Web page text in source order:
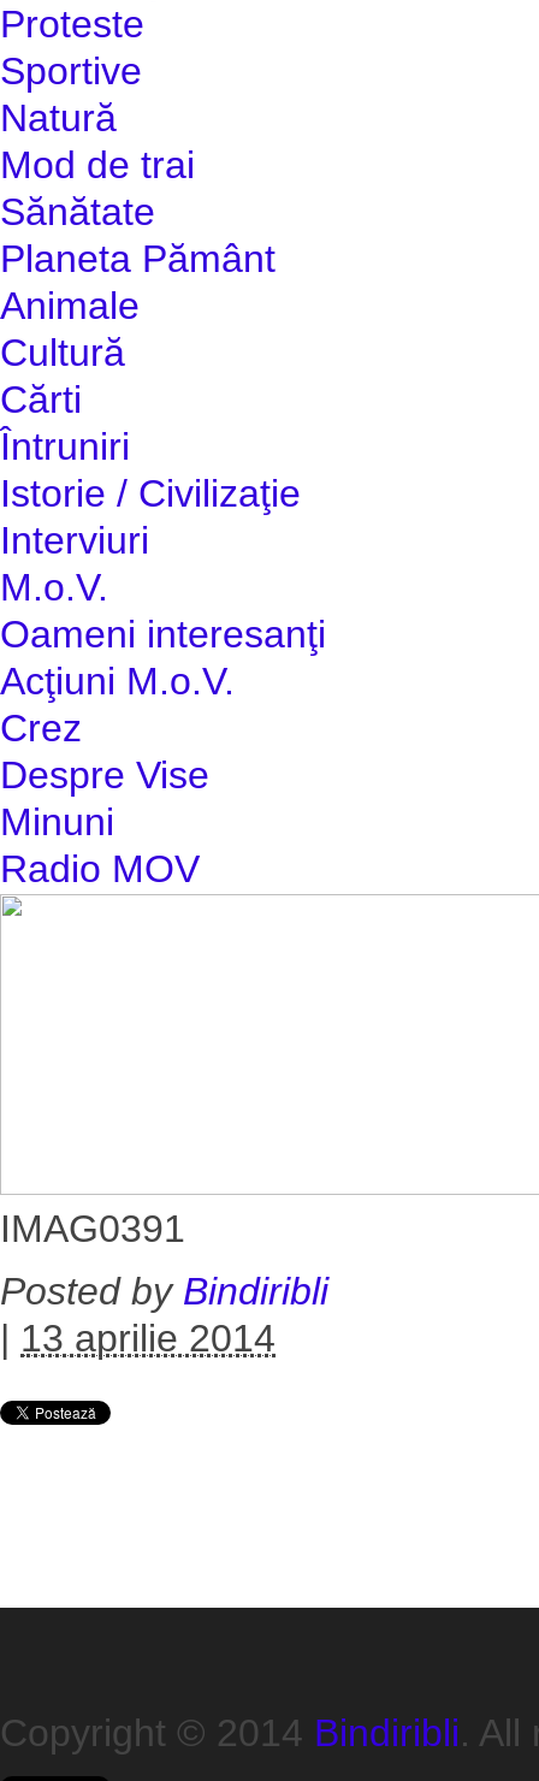
Proteste
Sportive
Natură
Mod de trai
Sănătate
Planeta Pământ
Animale
Cultură
Cărti
Întruniri
Istorie / Civilizaţie
Interviuri
M.o.V.
Oameni interesanţi
Acţiuni M.o.V.
Crez
Despre Vise
Minuni
Radio MOV
IMAG0391
Posted by Bindiribli
| 13 aprilie 2014
Copyright © 2014 Bindiribli. All